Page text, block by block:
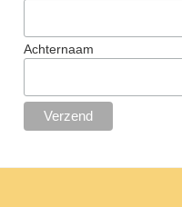
Achternaam